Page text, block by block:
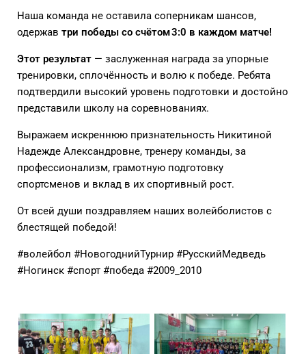
Наша команда не оставила соперникам шансов,
одержав три победы со счётом 3:0 в каждом матче!
Этот результат — заслуженная награда за упорные
тренировки, сплочённость и волю к победе. Ребята
подтвердили высокий уровень подготовки и достойно
представили школу на соревнованиях.
Выражаем искреннюю признательность Никитиной
Надежде Александровне, тренеру команды, за
профессионализм, грамотную подготовку
спортсменов и вклад в их спортивный рост.
От всей души поздравляем наших волейболистов с
блестящей победой!
#волейбол #НовогоднийТурнир #РусскийМедведь
#Ногинск #спорт #победа #2009_2010